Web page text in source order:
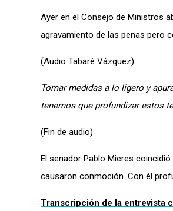
Ayer en el Consejo de Ministros
agravamiento de las penas pero
(Audio Tabaré Vázquez)
Tomar medidas a lo ligero y
tenemos que profundizar estos
(Fin de audio)
El senador Pablo Mieres
causaron conmoción. Con él
Transcripción de la entrevista